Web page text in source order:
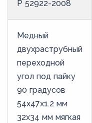
Р 52922-2008
Медный
двухраструбный
переходной
угол под пайку
90 градусов
54х47х1.2 мм
32х34 мм мягкая